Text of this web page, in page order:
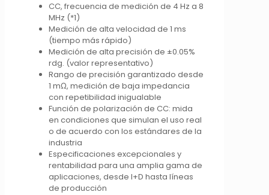
CC, frecuencia de medición de 4 Hz a 8
MHz (*1)
Medición de alta velocidad de 1 ms
(tiempo más rápido)
Medición de alta precisión de ±0.05%
rdg. (valor representativo)
Rango de precisión garantizado desde
1 mΩ, medición de baja impedancia
con repetibilidad inigualable
Función de polarización de CC: mida
en condiciones que simulan el uso real
o de acuerdo con los estándares de la
industria
Especificaciones excepcionales y
rentabilidad para una amplia gama de
aplicaciones, desde I+D hasta líneas
de producción